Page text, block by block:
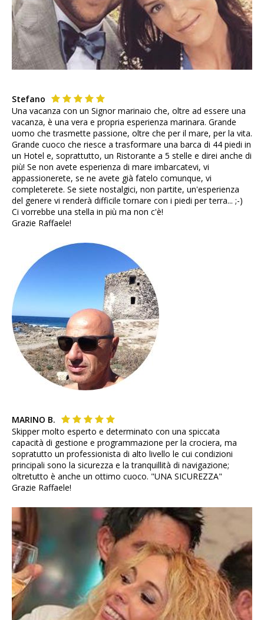
Stefano
Una vacanza con un Signor marinaio che, oltre ad essere una
vacanza, è una vera e propria esperienza marinara. Grande
uomo che trasmette passione, oltre che per il mare, per la vita.
Grande cuoco che riesce a trasformare una barca di 44 piedi in
un Hotel e, soprattutto, un Ristorante a 5 stelle e direi anche di
più! Se non avete esperienza di mare imbarcatevi, vi
appassionerete, se ne avete già fatelo comunque, vi
completerete. Se siete nostalgici, non partite, un'esperienza
del genere vi renderà difficile tornare con i piedi per terra... ;-)
Ci vorrebbe una stella in più ma non c'è!
Grazie Raffaele!
MARINO B.
Skipper molto esperto e determinato con una spiccata
capacità di gestione e programmazione per la crociera, ma
sopratutto un professionista di alto livello le cui condizioni
principali sono la sicurezza e la tranquillità di navigazione;
oltretutto è anche un ottimo cuoco. "UNA SICUREZZA"
Grazie Raffaele!